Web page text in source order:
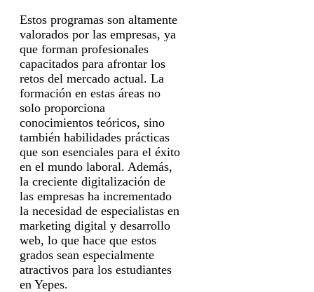
Estos programas son altamente
valorados por las empresas, ya
que forman profesionales
capacitados para afrontar los
retos del mercado actual. La
formación en estas áreas no
solo proporciona
conocimientos teóricos, sino
también habilidades prácticas
que son esenciales para el éxito
en el mundo laboral. Además,
la creciente digitalización de
las empresas ha incrementado
la necesidad de especialistas en
marketing digital y desarrollo
web, lo que hace que estos
grados sean especialmente
atractivos para los estudiantes
en Yepes.